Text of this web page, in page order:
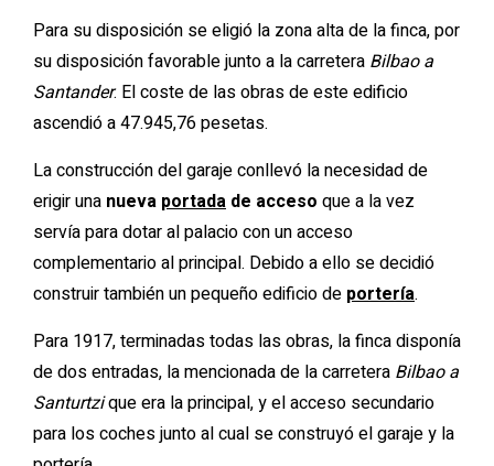
Para su disposición se eligió la zona alta de la finca, por
su disposición favorable junto a la carretera Bilbao a
Santander. El coste de las obras de este edificio
ascendió a 47.945,76 pesetas.
La construcción del garaje conllevó la necesidad de
erigir una nueva portada de acceso que a la vez
servía para dotar al palacio con un acceso
complementario al principal. Debido a ello se decidió
construir también un pequeño edificio de portería.
Para 1917, terminadas todas las obras, la finca disponía
de dos entradas, la mencionada de la carretera Bilbao a
Santurtzique era la principal, y el acceso secundario
para los coches junto al cual se construyó el garaje y la